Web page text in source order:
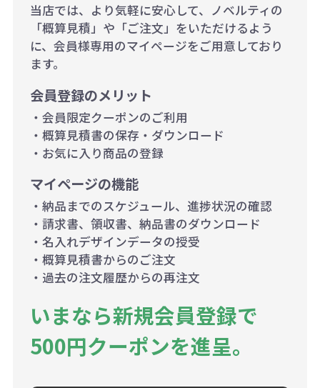
当店では、より気軽に安心して、ノベルティの
「概算見積」や「ご注文」をいただけるよう
に、会員様専用のマイページをご用意しており
ます。
会員登録のメリット
・会員限定クーポンのご利用
・概算見積書の保存・ダウンロード
・お気に入り商品の登録
マイページの機能
・納品までのスケジュール、進捗状況の確認
・請求書、領収書、納品書のダウンロード
・名入れデザインデータの授受
・概算見積書からのご注文
・過去の注文履歴からの再注文
いまなら新規会員登録で
500円クーポンを進呈。